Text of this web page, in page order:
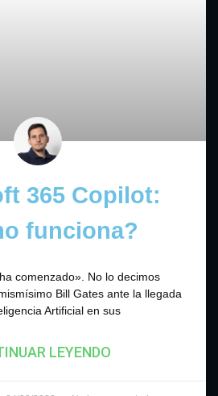
365 Copilot:
funciona?
comenzado». No lo decimos
Bill Gates ante la llegada
Artificial en sus
LEYENDO